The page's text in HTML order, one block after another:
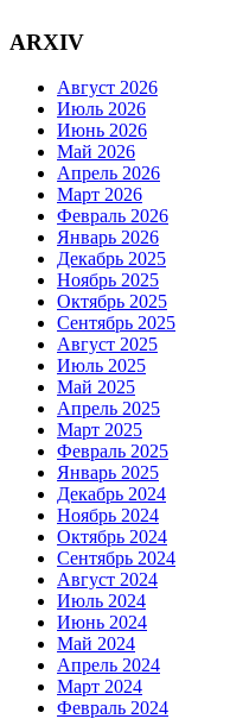
ARXIV
Август 2026
Июль 2026
Июнь 2026
Май 2026
Апрель 2026
Март 2026
Февраль 2026
Январь 2026
Декабрь 2025
Ноябрь 2025
Октябрь 2025
Сентябрь 2025
Август 2025
Июль 2025
Май 2025
Апрель 2025
Март 2025
Февраль 2025
Январь 2025
Декабрь 2024
Ноябрь 2024
Октябрь 2024
Сентябрь 2024
Август 2024
Июль 2024
Июнь 2024
Май 2024
Апрель 2024
Март 2024
Февраль 2024